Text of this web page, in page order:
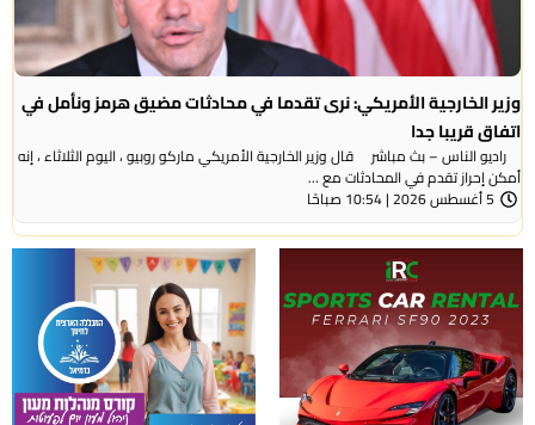
وزير الخارجية الأمريكي: نرى تقدما في محادثات مضيق هرمز ونأمل في
اتفاق قريبا جدا
راديو الناس – بث مباشر قال وزير الخارجية الأمريكي ماركو روبيو ، اليوم الثلاثاء ، إنه
أمكن إحراز تقدم في المحادثات مع ...
5 أغسطس 2026 | 10:54 صباحًا